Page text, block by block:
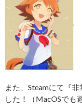
また、Steamにて『
した！（MacOSでも